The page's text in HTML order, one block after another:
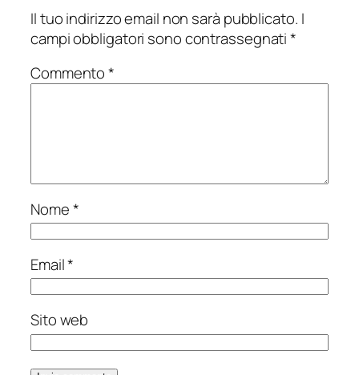
Il tuo indirizzo email non sarà pubblicato. I
campi obbligatori sono contrassegnati*
Commento*
Nome*
Email*
Sito web